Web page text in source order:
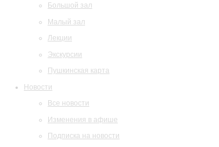
Большой зал
Малый зал
Лекции
Экскурсии
Пушкинская карта
Новости
Все новости
Изменения в афише
Подписка на новости